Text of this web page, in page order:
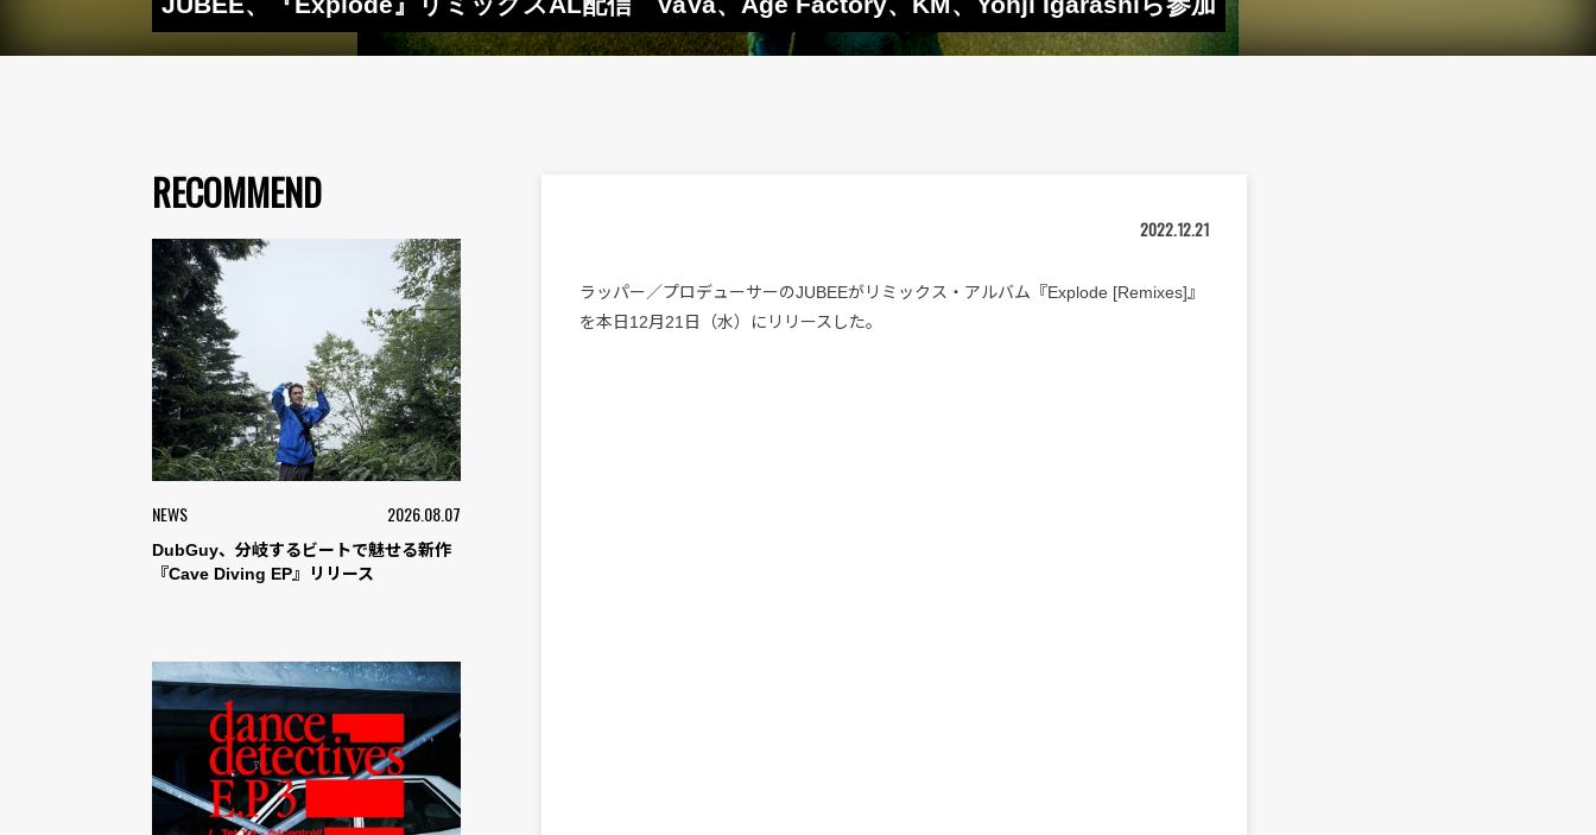
RECOMMEND
NEWS 2026.08.07
DubGuy、分岐するビートで魅せる新作
『Cave Diving EP』リリース
2022.12.21
ラッパー／プロデューサーのJUBEEがリミックス・アルバム『Explode [Remixes]』
を本日12月21日（水）にリリースした。